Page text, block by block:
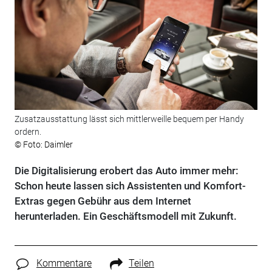
Zusatzausstattung lässt sich mittlerweille bequem per Handy
ordern.
© Foto: Daimler
Die Digitalisierung erobert das Auto immer mehr:
Schon heute lassen sich Assistenten und Komfort-
Extras gegen Gebühr aus dem Internet
herunterladen. Ein Geschäftsmodell mit Zukunft.
Kommentare Teilen